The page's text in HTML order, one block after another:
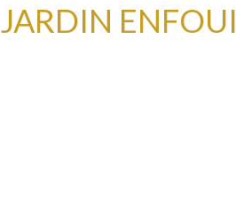
JARDIN ENFOUI